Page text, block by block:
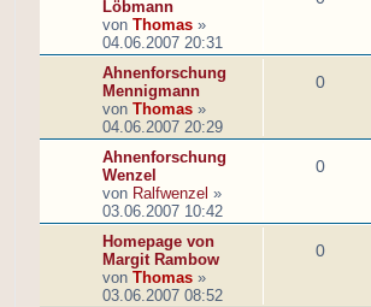
Löbmann
von Thomas »
04.06.2007 20:31
Ahnenforschung
Mennigmann
von Thomas »
04.06.2007 20:29
0
Ahnenforschung
Wenzel
von Ralfwenzel »
03.06.2007 10:42
0
Homepage von
Margit Rambow
von Thomas »
03.06.2007 08:52
0